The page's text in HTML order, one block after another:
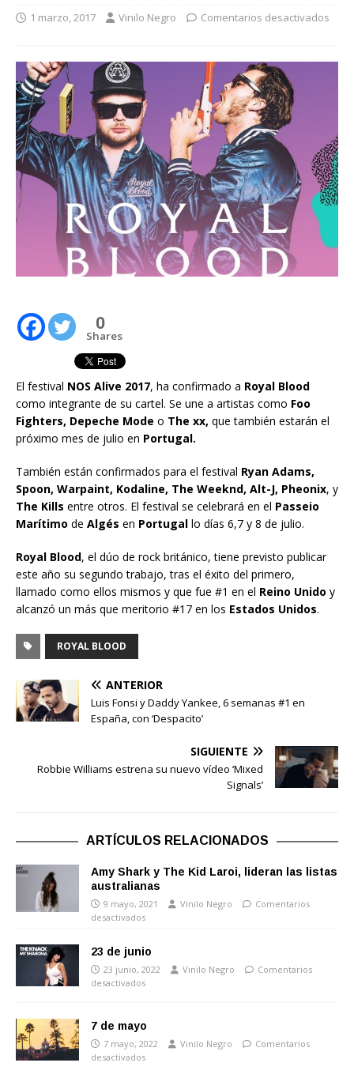
1 marzo, 2017 Vinilo Negro Comentarios desactivados
0
Shares
El festival NOS Alive 2017, ha confirmado a Royal Blood
como integrante de su cartel. Se une a artistas como Foo
Fighters, Depeche Mode o The xx, que también estarán el
próximo mes de julio en Portugal.
También están confirmados para el festival Ryan Adams,
Spoon, Warpaint, Kodaline, The Weeknd, Alt-J, Pheonix, y
The Kills entre otros. El festival se celebrará en el Passeio
Marítimo de Algés en Portugal lo días 6,7 y 8 de julio.
Royal Blood, el dúo de rock británico, tiene previsto publicar
este año su segundo trabajo, tras el éxito del primero,
llamado como ellos mismos y que fue #1 en el Reino Unido y
alcanzó un más que meritorio #17 en los Estados Unidos.
ROYAL BLOOD
ANTERIOR
Luis Fonsi y Daddy Yankee, 6 semanas #1 en
España, con ‘Despacito’
SIGUIENTE
Robbie Williams estrena su nuevo vídeo ‘Mixed
Signals’
ARTÍCULOS RELACIONADOS
Amy Shark y The Kid Laroi, lideran las listas
australianas
9 mayo, 2021 Vinilo Negro
Comentarios
desactivados
23 de junio
23 junio, 2022 Vinilo Negro
Comentarios
desactivados
7 de mayo
7 mayo, 2022 Vinilo Negro
Comentarios
desactivados